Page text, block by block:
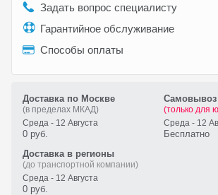
Задать вопрос специалисту
Гарантийное обслуживание
Способы оплаты
Доставка по Москве
(в пределах МКАД)
Среда - 12 Августа
0 руб.
Самовывоз
(только для
Среда - 12
Бесплатно
Доставка в регионы
(до транспортной компании)
Среда - 12 Августа
0 руб.